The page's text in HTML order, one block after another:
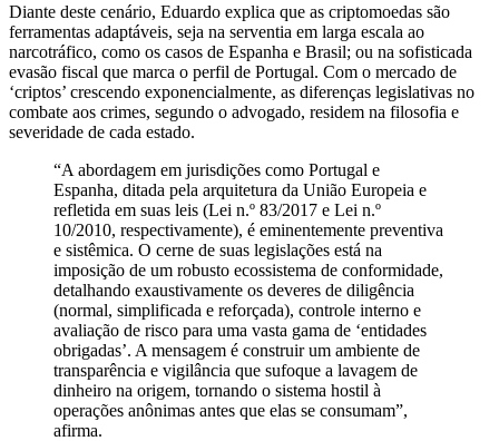
Diante deste cenário, Eduardo explica que as criptomoedas são
ferramentas adaptáveis, seja na serventia em larga escala ao
narcotráfico, como os casos de Espanha e Brasil; ou na sofisticada
evasão fiscal que marca o perfil de Portugal. Com o mercado de
‘criptos’ crescendo exponencialmente, as diferenças legislativas no
combate aos crimes, segundo o advogado, residem na filosofia e
severidade de cada estado.
“A abordagem em jurisdições como Portugal e
Espanha, ditada pela arquitetura da União Europeia e
refletida em suas leis (Lei n.º 83/2017 e Lei n.º
10/2010, respectivamente), é eminentemente preventiva
e sistêmica. O cerne de suas legislações está na
imposição de um robusto ecossistema de conformidade,
detalhando exaustivamente os deveres de diligência
(normal, simplificada e reforçada), controle interno e
avaliação de risco para uma vasta gama de ‘entidades
obrigadas’. A mensagem é construir um ambiente de
transparência e vigilância que sufoque a lavagem de
dinheiro na origem, tornando o sistema hostil à
operações anônimas antes que elas se consumam”,
afirma.